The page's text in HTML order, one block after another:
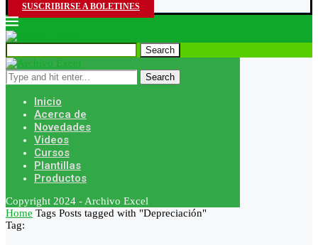
SUSCRIBIRSE A BOLETINES
Search
Search
Inicio
Acerca de
Novedades
Videos
Cursos
Plantillas
Productos
Copyright 2024 - Archivo Excel
Home Tags Posts tagged with "Depreciación"
Tag: